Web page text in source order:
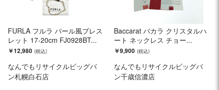
FURLA フルラ パール風ブレス
レット 17-20cm FJ0928BT...
￥12,980
なんでもリサイクルビッグバ
ン札幌白石店
Baccarat バカラ クリスタルハ
ート ネックレス チョー...
￥9,900
なんでもリサイクルビッグバ
ン千歳信濃店